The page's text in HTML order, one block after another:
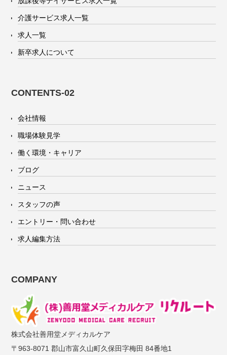
介護サービス求人一覧
求人一覧
新卒求人について
CONTENTS-02
会社情報
職場体験見学
働く環境・キャリア
ブログ
ニュース
スタッフの声
エントリー・問い合わせ
求人編集方法
COMPANY
株式会社善用堂メディカルケア
〒963-8071 郡山市富久山町久保田字梅田 84番地1